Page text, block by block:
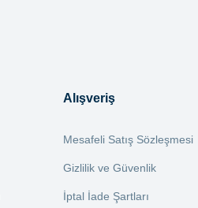
Alışveriş
Mesafeli Satış Sözleşmesi
Gizlilik ve Güvenlik
İptal İade Şartları